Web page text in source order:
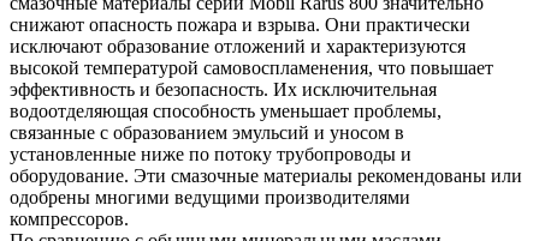
снижают опасность пожара и взрыва. Они практически
исключают образование отложений и характеризуются
высокой температурой самовоспламенения, что повышает
эффективность и безопасность. Их исключительная
водоотделяющая способность уменьшает проблемы,
связанные с образованием эмульсий и уносом в
установленные ниже по потоку трубопроводы и
оборудование. Эти смазочные материалы рекомендованы или
одобрены многими ведущими производителями
компрессоров.